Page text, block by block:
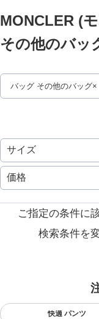
MONCLER (
その他のバッ
バッグ その他のバッグ
サイズ
価格
ご指定の条件に
検索条件を
快適 パンツ